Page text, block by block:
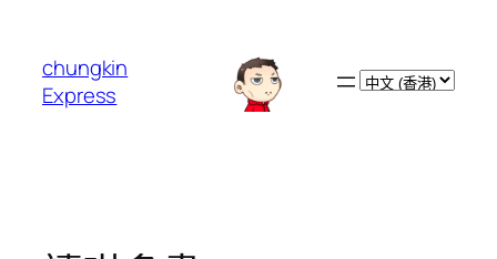
chungkin
Express
Choose